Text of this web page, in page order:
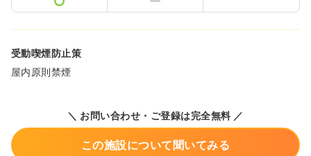
受動喫煙防止策
屋内原則禁煙
＼ お問い合わせ・ご登録は完全無料 ／
この施設について聞いてみる